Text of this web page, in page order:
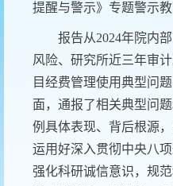
提醒与警示》专题警示教
报告从2024年院内
风险、研究所近三年审
目经费管理使用典型问
面，通报了相关典型问
例具体表现、背后根源
运用好深入贯彻中央八
强化科研诚信意识，规